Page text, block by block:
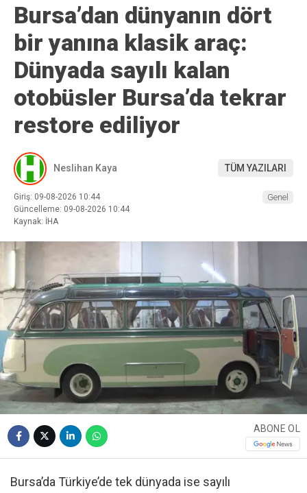
Bursa’dan dünyanın dört
bir yanına klasik araç:
Dünyada sayılı kalan
otobüsler Bursa’da tekrar
restore ediliyor
Neslihan Kaya TÜM YAZILARI
Giriş: 09-08-2026 10:44
Güncelleme: 09-08-2026 10:44
Kaynak: İHA
Genel
ABONE OL
Bursa’da Türkiye’de tek dünyada ise sayılı